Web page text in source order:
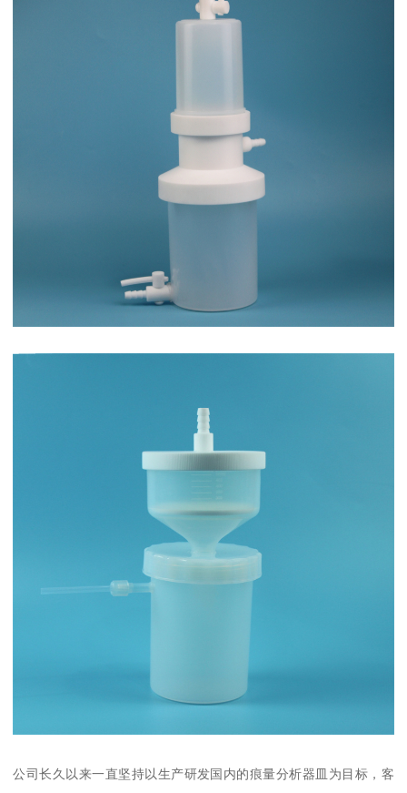
公司长久以来一直坚持以生产研发国内的痕量分析器皿为目标，客